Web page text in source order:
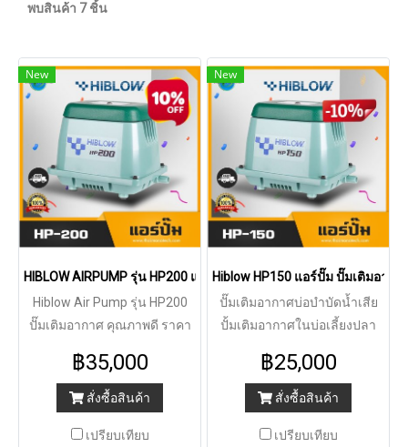
พบสินค้า 7 ชิ้น
New
HIBLOW AIRPUMP รุ่น HP200 แอร์ปั๊ม ปั๊มลม 200 ลิตร/นาที ราคาประ
Hiblow Air Pump รุ่น HP200
ปั๊มเติมอากาศ คุณภาพดี ราคา
แรงต่อเนื่อง ปั๊มลม ที่มีศูนย์ซ่อม
ให้บริการในประเทศไทย หมด
กังวลเรื่องบริการหลังการขาย มี
อะไหล่พร้อมให้บริการทุกตัว
฿35,000
สั่งซื้อสินค้า
เปรียบเทียบ
New
Hiblow HP150 แอร์ปั๊ม ปั๊มเติมอาก
ปั๊มเติมอากาศบ่อบำบัดน้ำเสีย
ปั้มเติมอากาศในบ่อเลี้ยงปลา
ลิตร/นาที เติมลมต่อเนื่อง เสียง
เงียบ ไม่รบกวน
฿25,000
สั่งซื้อสินค้า
เปรียบเทียบ